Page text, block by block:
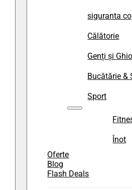
siguranta
Călătorie
Genți și
Bucătărie &
Sport
Înot
Oferte
Blog
Flash Deals